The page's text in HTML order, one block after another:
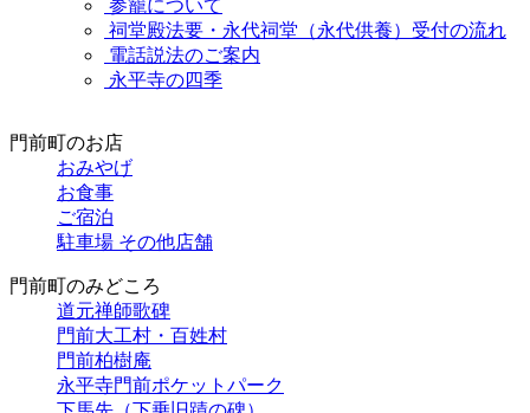
参籠について
祠堂殿法要・永代祠堂（永代供養）受付の流れ
電話説法のご案内
永平寺の四季
門前町のお店
おみやげ
お食事
ご宿泊
駐車場 その他店舗
門前町のみどころ
道元禅師歌碑
門前大工村・百姓村
門前柏樹庵
永平寺門前ポケットパーク